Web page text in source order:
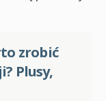
zrobić
Plusy,